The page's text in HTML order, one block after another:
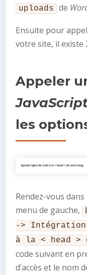
uploads de
Ensuite pour
votre site, il existe
Appeler
les
Rendez-vous
menu de gauche,
->
à la < head >
code suivant en
d’accès et le nom